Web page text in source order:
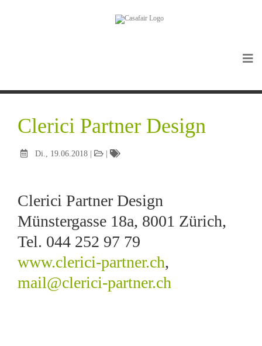
Clerici Partner Design
Di., 19.06.2018
Clerici Partner Design
Münstergasse 18a, 8001 Zürich,
Tel. 044 252 97 79
www.clerici-partner.ch,
mail@clerici-partner.ch